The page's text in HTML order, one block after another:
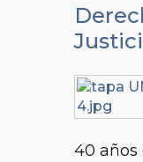
40 años